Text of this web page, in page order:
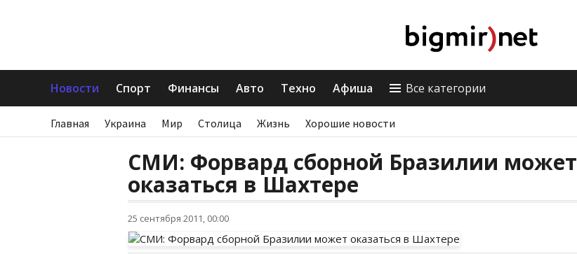
Новости Спорт Финансы Авто Техно Афиша Все категории
Главная Украина Мир Столица Жизнь Хорошие новости
СМИ: Форвард сборной Бразилии может
оказаться в Шахтере
25 сентября 2011, 00:00